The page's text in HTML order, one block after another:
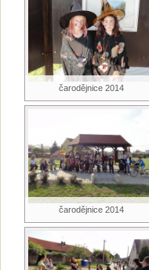
čarodějnice 2014
čarodějnice 2014